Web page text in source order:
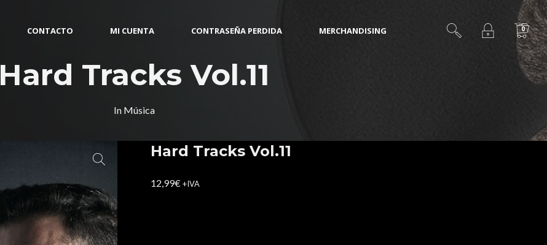
CONTACTO MI CUENTA CONTRASEÑA PERDIDA MERCHANDISING 0
Hard Tracks Vol.11
In Música
Hard Tracks Vol.11
12,99€+IVA